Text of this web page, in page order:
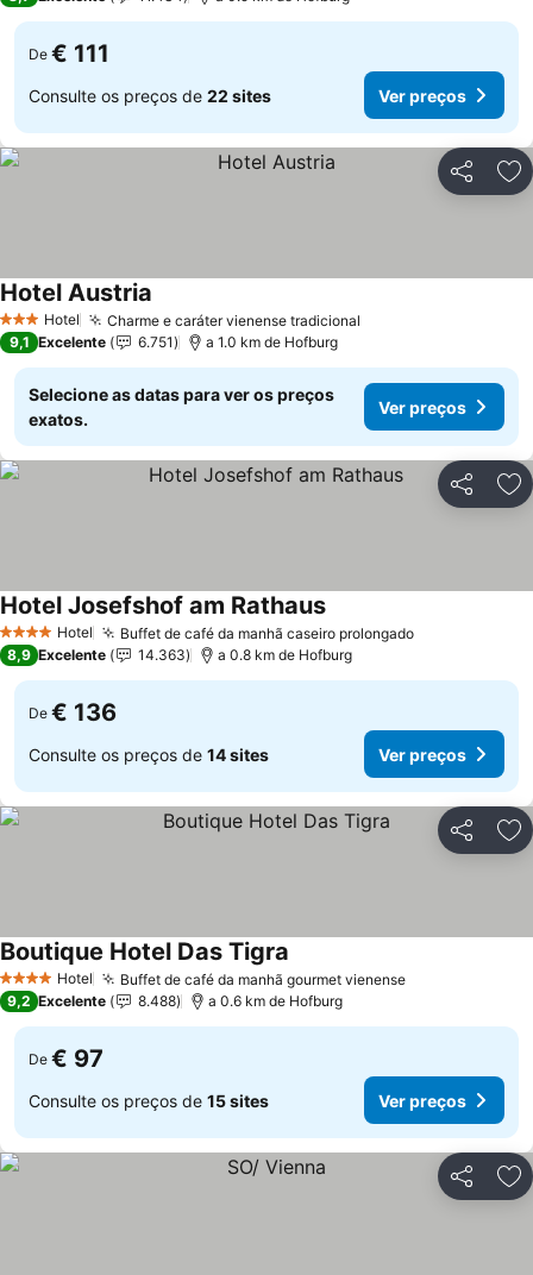
De € 111
Consulte os preços de 22 sites Ver preços
Partilhar
3 EstrelasHotel Charme e caráter vienense tradicional
Hotel Austria
9,1 Excelente 6.751 a 1.0 km de Hofburg
Selecione as datas para ver os preços
exatos.
Ver preços
Partilhar
4 EstrelasHotel Buffet de café da manhã caseiro prolongado
Hotel Josefshof am Rathaus
8,9 Excelente 14.363 a 0.8 km de Hofburg
De € 136
Consulte os preços de 14 sites Ver preços
Partilhar
4 EstrelasHotel Buffet de café da manhã gourmet vienense
Boutique Hotel Das Tigra
9,2 Excelente 8.488 a 0.6 km de Hofburg
De € 97
Consulte os preços de 15 sites Ver preços
Partilhar